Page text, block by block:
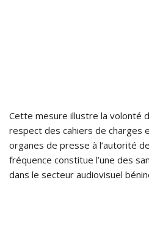
Cette mesure illustre la volonté
respect des cahiers de charges
organes de presse à l’autorité
fréquence constitue l’une des
dans le secteur audiovisuel